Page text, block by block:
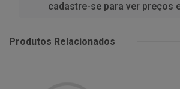
cadastre-se para ver preços
Produtos Relacionados